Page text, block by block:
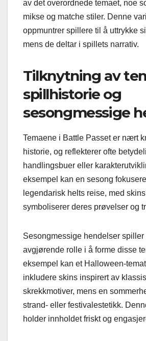
av det overordnede temaet, noe
mikse og matche stiler. Denne
oppmuntrer spillere til å uttrykke
mens de deltar i spillets narrativ.
Tilknytning av
spillhistorie og
sesongmessige
Temaene i Battle Passet er nært
historie, og reflekterer ofte
handlingsbuer eller
eksempel kan en sesong
legendarisk helts reise, med
symboliserer deres prøvelser og
Sesongmessige hendelser spiller
avgjørende rolle i å forme disse
eksempel kan et Halloween-
inkludere skins inspirert av
skrekkmotiver, mens en
strand- eller festivalestetikk.
holder innholdet friskt og